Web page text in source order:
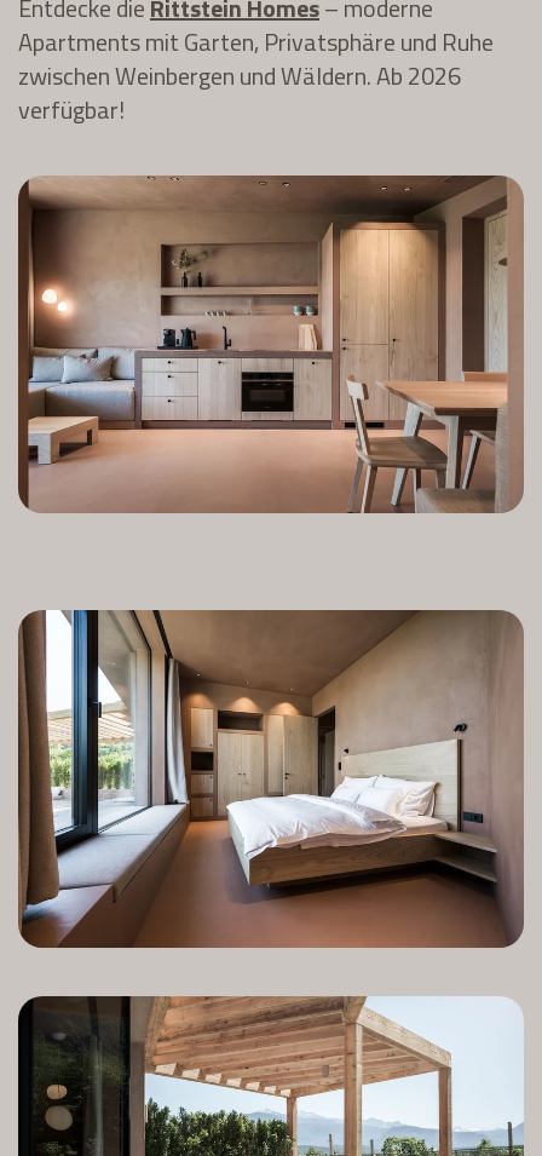
Entdecke dieRittstein Homes– moderne
Apartments mit Garten, Privatsphäre und Ruhe
zwischen Weinbergen und Wäldern. Ab 2026
verfügbar!